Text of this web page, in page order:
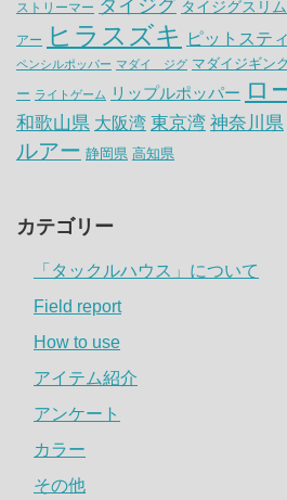
ストリーマー タイジグ タイジグスリム
アー ヒラスズキ ピットステ
ペンシルポッパー マダイ ジグ マダイジギン
ー ライトゲーム リップルポッパー ロ
和歌山県 大阪湾 東京湾 神奈川県
ルアー 静岡県 高知県
カテゴリー
「タックルハウス」について
Field report
How to use
アイテム紹介
アンケート
カラー
その他